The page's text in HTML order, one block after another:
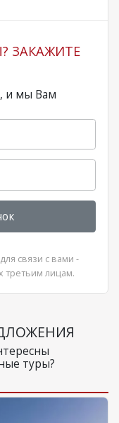
ЗАКАЖИТЕ
и мы Вам
связи с вами -
третьим лицам.
туры?